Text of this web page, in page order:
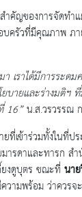
คัญของการจัดทำ
ครัวที่มีคุณภาพ ภ
เราได้มีการระ
ายและร่างมติฯ
16”น.ส.วรวรรณ
ที่เข้าร่วมทั้งในที่
รดาและทารก สำ
ยงดูบุตร ขณะที่ นา
ามพร้อม ว่าควรจ